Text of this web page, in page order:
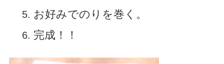
お好みでのりを巻く。
完成！！